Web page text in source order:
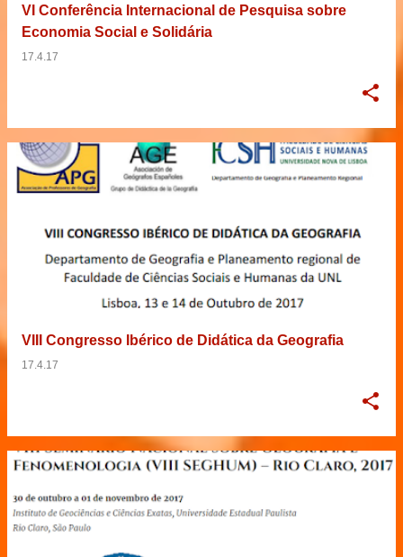
VI Conferência Internacional de Pesquisa sobre
Economia Social e Solidária
17.4.17
VIII Congresso Ibérico de Didática da Geografia
17.4.17